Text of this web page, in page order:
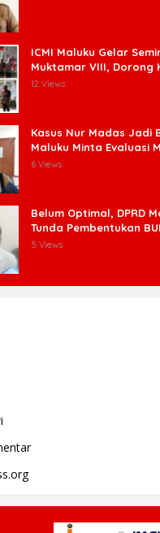
ICMI Maluku Gelar
Muktamar VIII, Dorong
Ketahanan Pangan di
12 Views
Kasus Nur Madas Jadi
Maluku Minta Evaluasi
Pengangkatan
6 Views
Belum Optimal, DPRD
5 Views